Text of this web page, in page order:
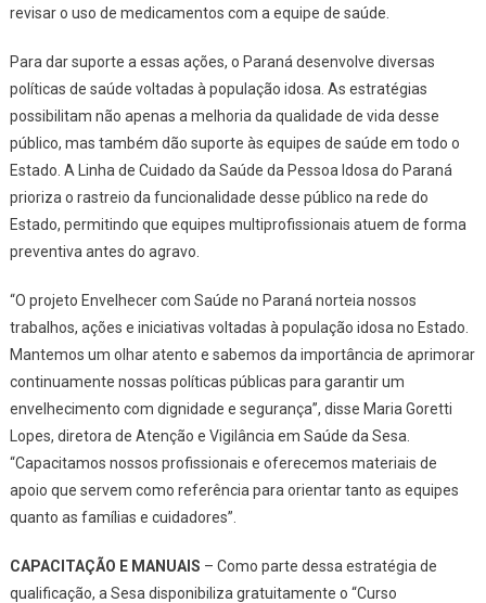
revisar o uso de medicamentos com a equipe de saúde.
Para dar suporte a essas ações, o Paraná desenvolve diversas
políticas de saúde voltadas à população idosa. As estratégias
possibilitam não apenas a melhoria da qualidade de vida desse
público, mas também dão suporte às equipes de saúde em todo o
Estado. A Linha de Cuidado da Saúde da Pessoa Idosa do Paraná
prioriza o rastreio da funcionalidade desse público na rede do
Estado, permitindo que equipes multiprofissionais atuem de forma
preventiva antes do agravo.
“O projeto Envelhecer com Saúde no Paraná norteia nossos
trabalhos, ações e iniciativas voltadas à população idosa no Estado.
Mantemos um olhar atento e sabemos da importância de aprimorar
continuamente nossas políticas públicas para garantir um
envelhecimento com dignidade e segurança”, disse Maria Goretti
Lopes, diretora de Atenção e Vigilância em Saúde da Sesa.
“Capacitamos nossos profissionais e oferecemos materiais de
apoio que servem como referência para orientar tanto as equipes
quanto as famílias e cuidadores”.
CAPACITAÇÃO E MANUAIS – Como parte dessa estratégia de
qualificação, a Sesa disponibiliza gratuitamente o “Curso